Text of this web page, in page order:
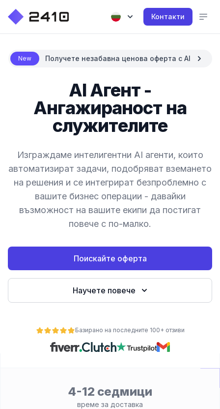
Контакти
New Получете незабавна ценова оферта с AI
AI Агент -
Ангажираност на
служителите
Изграждаме интелигентни AI агенти, които
автоматизират задачи, подобряват вземането
на решения и се интегрират безпроблемно с
вашите бизнес операции - давайки
възможност на вашите екипи да постигат
повече с по-малко.
Поискайте оферта
Научете повече
Базирано на последните 100+ отзиви
4-12 седмици
време за доставка